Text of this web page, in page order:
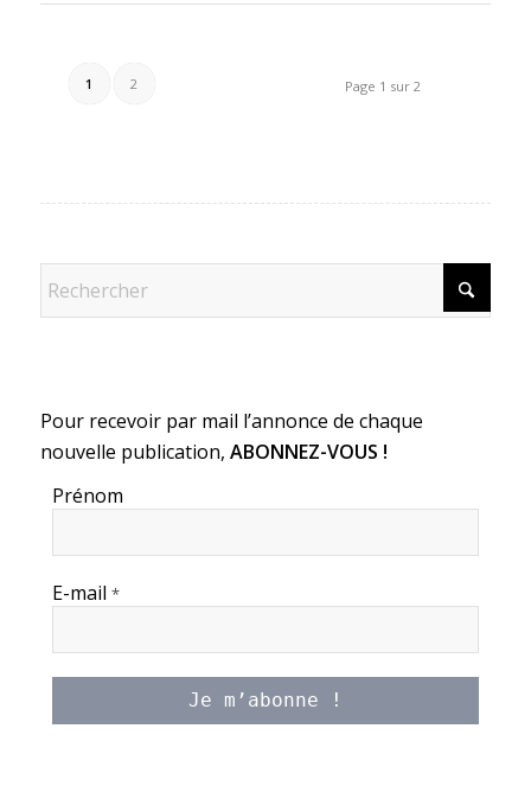
Page 1 sur 2
1 2
Pour recevoir par mail l’annonce de chaque
nouvelle publication, ABONNEZ-VOUS !
Prénom
E-mail *